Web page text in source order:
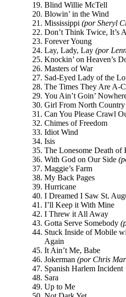
Blind Willie McTell
Blowin’ in the Wind
Mississippi (por Sheryl
Don’t Think Twice, It’s
Forever Young
Lay, Lady, Lay (por
Knockin’ on Heaven’s
Masters of War
Sad-Eyed Lady of the
The Times They Are A-
You Ain’t Goin’
Girl From North Country
Can You Please Crawl
Chimes of Freedom
Idiot Wind
Isis
The Lonesome Death of
With God on Our Side
Maggie’s Farm
My Back Pages
Hurricane
I Dreamed I Saw St.
I’ll Keep it With Mine
I Threw it All Away
Gotta Serve Somebody
Stuck Inside of Mobile
Again
It Ain’t Me, Babe
Jokerman (por Chris
Spanish Harlem Incident
Sara
Up to Me